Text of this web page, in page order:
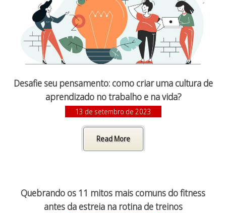
Desafie seu pensamento: como criar uma cultura de
aprendizado no trabalho e na vida?
13 de setembro de 2023
Read More
Quebrando os 11 mitos mais comuns do fitness
antes da estreia na rotina de treinos